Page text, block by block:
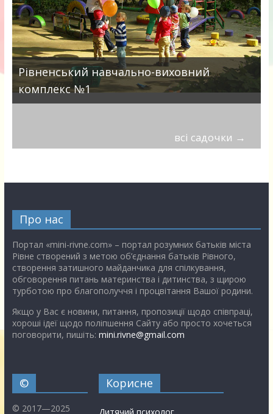
Рівненський навчально-виховний
комплекс №1
всі садочки →
Про нас
Портал «mini-rivne.com» – портал розумних батьків міста
Рівне створений з метою об’єднання батьків Рівного,
створення затишного майданчика для спілкування,
обговорення питань материнства і дитинства, з щирою
турботою про благополуччя і процвітання Вашої родини.
Якщо у Вас є новини, питання, пропозиції щодо співпраці,
хороші ідеї щодо поліпшення Сайту або просто хочеться
поговорити, пишіть: mini.rivne@gmail.com
©
© 2017—2025
Корисне